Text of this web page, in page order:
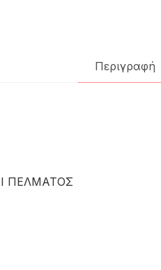
Περιγραφή
ΠΕΛΜΑΤΟΣ